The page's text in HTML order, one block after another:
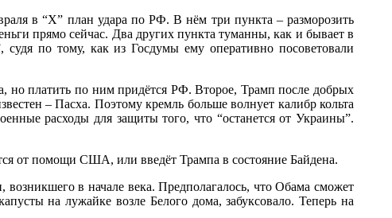
в “Х” план удара по РФ. В нём три пункта – разморозить
прямо сейчас. Два других пункта туманны, как и бывает в
по тому, как из Госдумы ему оперативно посоветовали
платить по ним придётся РФ. Второе, Трамп после добрых
– Пасха. Поэтому кремль больше волнует калибр кольта
расходы для защиты того, что “останется от Украины”.
от помощи США, или введёт Трампа в состояние Байдена.
в начале века. Предполагалось, что Обама сможет
на лужайке возле Белого дома, забуксовало. Теперь на